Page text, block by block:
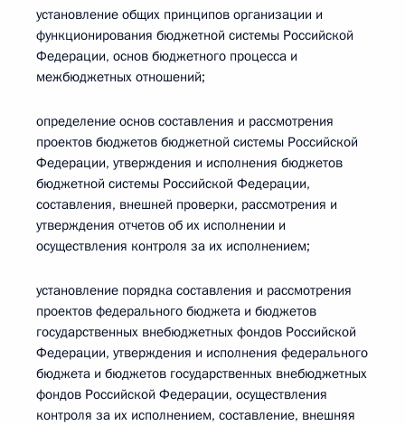
установление общих принципов организации и
функционирования бюджетной системы Российской
Федерации, основ бюджетного процесса и
межбюджетных отношений;
определение основ составления и рассмотрения
проектов бюджетов бюджетной системы Российской
Федерации, утверждения и исполнения бюджетов
бюджетной системы Российской Федерации,
составления, внешней проверки, рассмотрения и
утверждения отчетов об их исполнении и
осуществления контроля за их исполнением;
установление порядка составления и рассмотрения
проектов федерального бюджета и бюджетов
государственных внебюджетных фондов Российской
Федерации, утверждения и исполнения федерального
бюджета и бюджетов государственных внебюджетных
фондов Российской Федерации, осуществления
контроля за их исполнением, составление, внешняя